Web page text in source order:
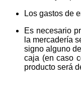
Los gastos de
Es necesario
la mercadería
signo alguno
caja (en caso
producto será